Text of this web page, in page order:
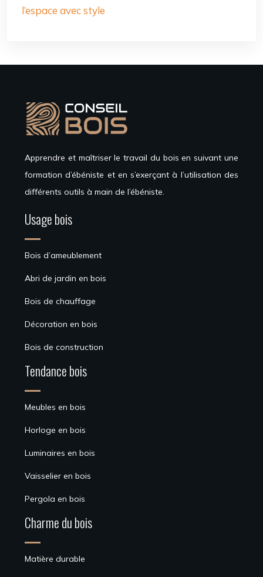
l’espace avec style
Apprendre et maîtriser le travail du bois en suivant une
formation d’ébéniste et en s’exerçant à l’utilisation des
différents outils à main de l’ébéniste.
Usage bois
Bois d’ameublement
Abri de jardin en bois
Bois de chauffage
Décoration en bois
Bois de construction
Tendance bois
Meubles en bois
Horloge en bois
Luminaires en bois
Vaisselier en bois
Pergola en bois
Charme du bois
Matière durable